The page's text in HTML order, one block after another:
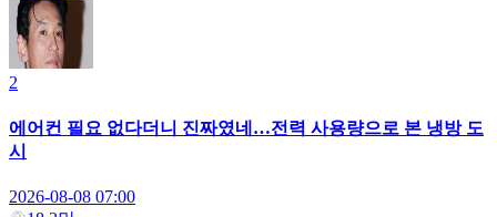
2
에어컨 필요 없다더니 진짜였네…전력 사용량으로 본 냉방 도
시
2026-08-08 07:00